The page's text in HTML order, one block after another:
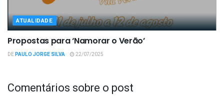
ATUALIDADE
Propostas para ‘Namorar o Verão’
DEPAULO JORGE SILVA 22/07/2025
Comentários sobre o post